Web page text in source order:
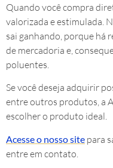
Quando você compra
valorizada e estimulada.
sai ganhando, porque há
de mercadoria e,
poluentes.
Se você deseja adquirir
entre outros produtos, a
escolher o produto ideal.
Acesse o nosso site para
entre em contato.